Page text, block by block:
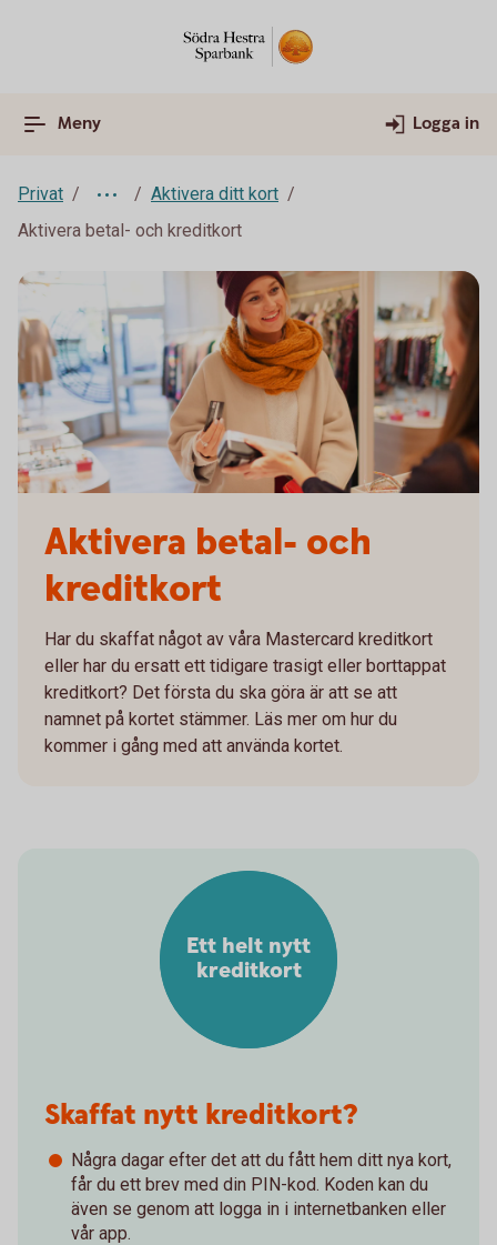
Meny Logga in
Privat
Aktivera ditt kort
Aktivera betal- och kreditkort
Aktivera betal- och
kreditkort
Har du skaffat något av våra Mastercard kreditkort
eller har du ersatt ett tidigare trasigt eller borttappat
kreditkort? Det första du ska göra är att se att
namnet på kortet stämmer. Läs mer om hur du
kommer i gång med att använda kortet.
Ett helt nytt
kreditkort
Skaffat nytt kreditkort?
Några dagar efter det att du fått hem ditt nya kort,
får du ett brev med din PIN-kod. Koden kan du
även se genom att logga in i internetbanken eller
vår app.